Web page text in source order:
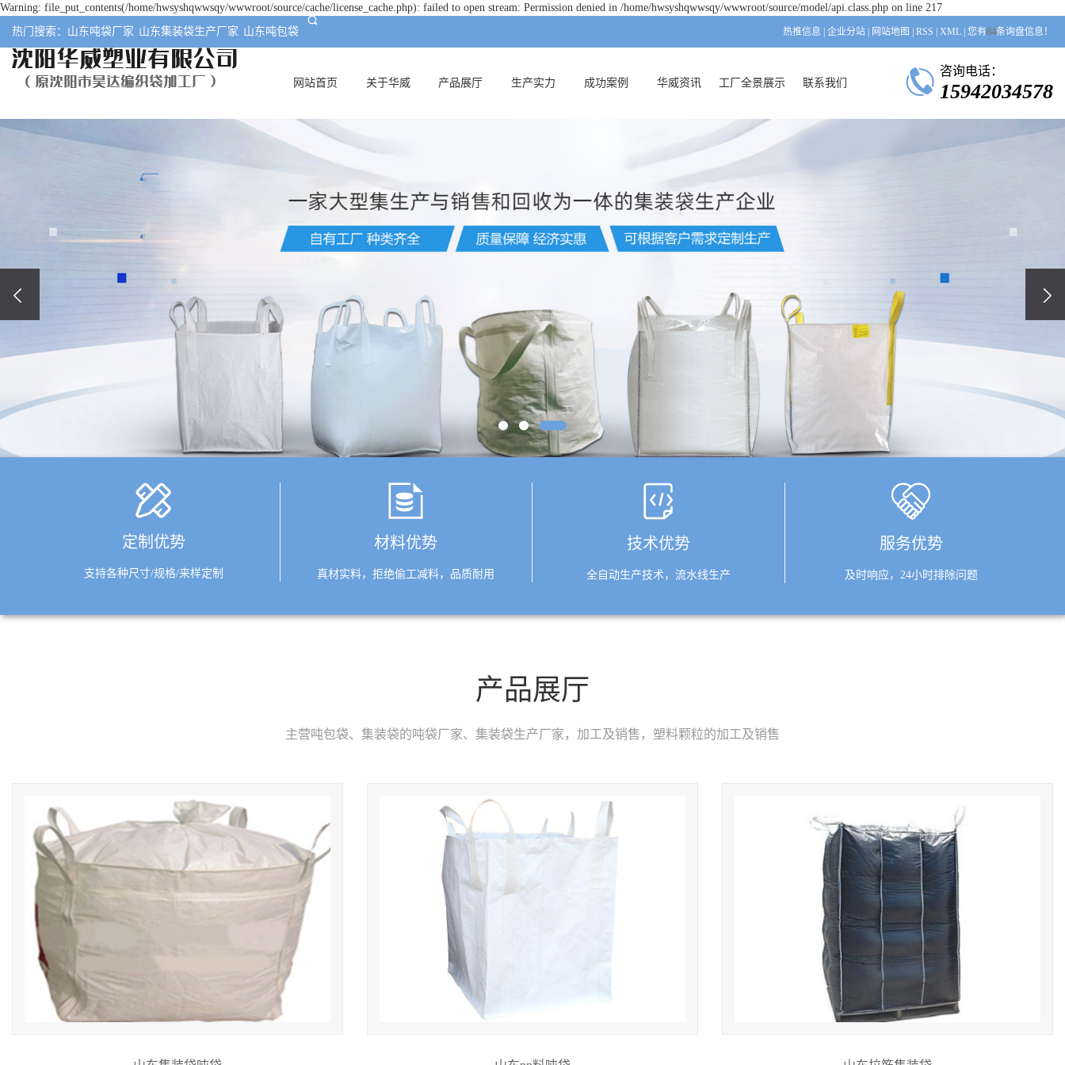
Warning: file_put_contents(/home/hwsyshqwwsqy/wwwroot/source/cache/license_cache.php): failed to open stream: Permission denied in /home/hwsyshqwwsqy/wwwroot/source/model/api.class.php on line 217
热门搜索： 山东吨袋厂家 山东集装袋生产厂家 山东吨包袋 热推信息 企业分站 网站地图 RSS XML 您有84条询盘信息！
网站首页 关于华威 产品展厅 生产实力 成功案例 华威资讯 工厂全景展示 联系我们
咨询电话：
15942034578
定制优势
支持各种尺寸/规格/来样定制
材料优势
真材实料，拒绝偷工减料，品质耐用
技术优势
全自动生产技术，流水线生产
服务优势
及时响应，24小时排除问题
产品展厅
主营吨包袋、集装袋的吨袋厂家、集装袋生产厂家，加工及销售，塑料颗粒的加工及销售